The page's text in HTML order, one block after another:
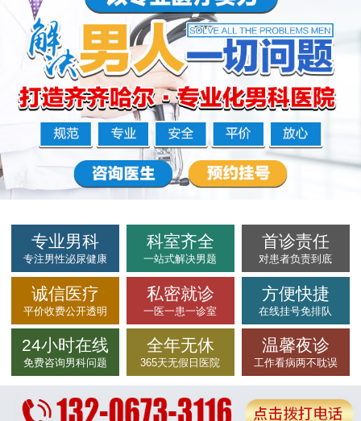
专业男科
专注男性泌尿健康
科室齐全
一站式解决男题
首诊责任
对患者负责到底
诚信医疗
平价收费公开透明
私密就诊
一医一患一诊室
方便快捷
在线挂号免排队
24小时在线
免费咨询男科问题
全年无休
365天无假日医院
温馨夜诊
工作看病两不耽误